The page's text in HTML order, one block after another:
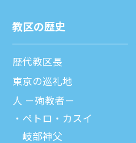
教区の歴史
歴代教区⻑
東京の巡礼地
⼈ －殉教者－
ペトロ・カスイ
岐部神父